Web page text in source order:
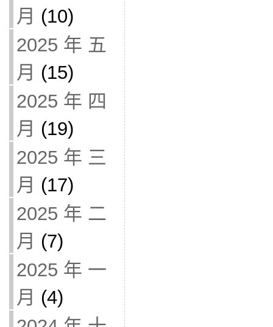
月 (10)
2025 年 五
月 (15)
2025 年 四
月 (19)
2025 年 三
月 (17)
2025 年 二
月 (7)
2025 年 一
月 (4)